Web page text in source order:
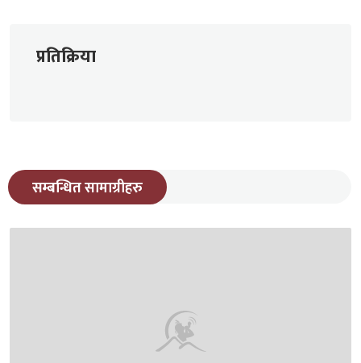
प्रतिक्रिया
सम्बन्धित सामाग्रीहरु